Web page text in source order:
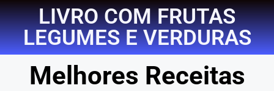
LIVRO COM FRUTAS
LEGUMES E VERDURAS
Melhores Receitas